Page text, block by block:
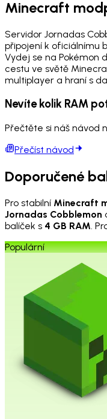
Minecraft
Servidor Jornadas
připojení k oficiálnímu
Vydej se na Pokémon
cestu ve světě
multiplayer a hraní s
Nevíte kolik RAM
Přečtěte si náš návod
Přečíst návod
Doporučené
Pro stabilní Minecraft
Jornadas Cobblemon
balíček s 4 GB RAM.
Populární